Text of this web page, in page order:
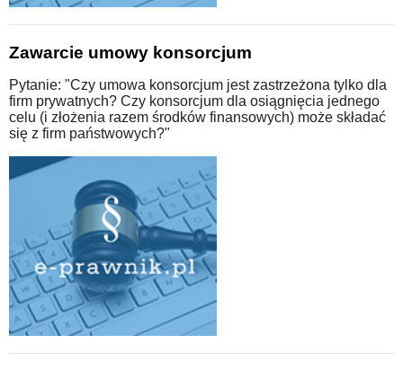
Zawarcie umowy konsorcjum
Pytanie: "Czy umowa konsorcjum jest zastrzeżona tylko dla
firm prywatnych? Czy konsorcjum dla osiągnięcia jednego
celu (i złożenia razem środków finansowych) może składać
się z firm państwowych?"